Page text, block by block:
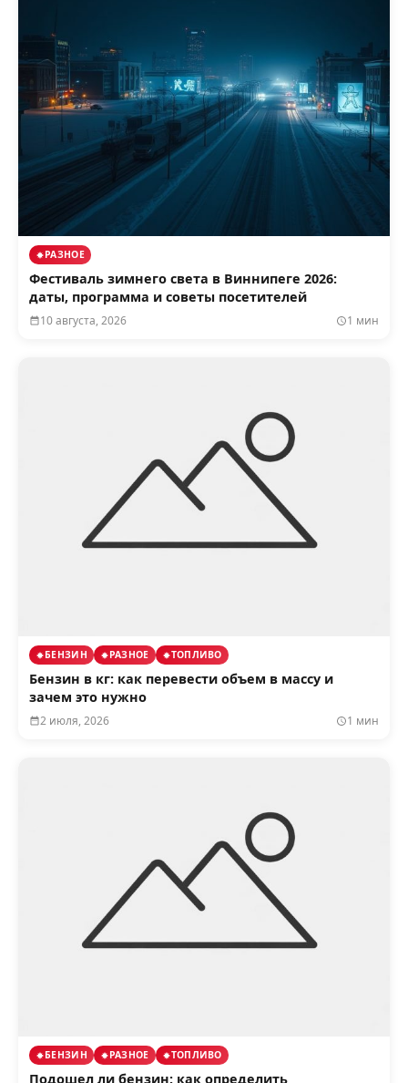
РАЗНОЕ
Фестиваль зимнего света в Виннипеге 2026:
даты, программа и советы посетителей
10 августа, 2026 1 мин
БЕНЗИН РАЗНОЕ ТОПЛИВО
Бензин в кг: как перевести объем в массу и
зачем это нужно
2 июля, 2026 1 мин
БЕНЗИН РАЗНОЕ ТОПЛИВО
Подошел ли бензин: как определить